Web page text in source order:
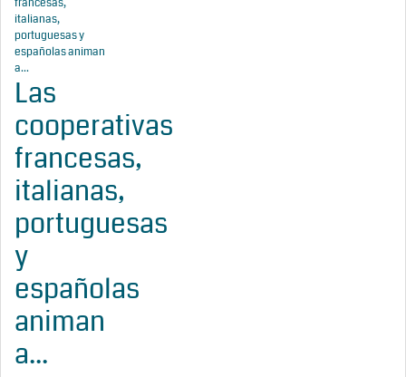
Las
cooperativas
francesas,
italianas,
portuguesas
y
españolas
animan
a...